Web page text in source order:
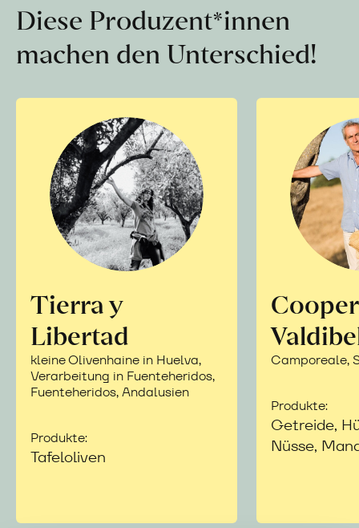
Diese Produzent*innen
machen den Unterschied!
Tierra y
Libertad
kleine Olivenhaine in Huelva,
Verarbeitung in Fuenteheridos,
Fuenteheridos, Andalusien
Produkte:
Tafeloliven
Camporeale,
Produkte:
Getreide,
Nüsse,